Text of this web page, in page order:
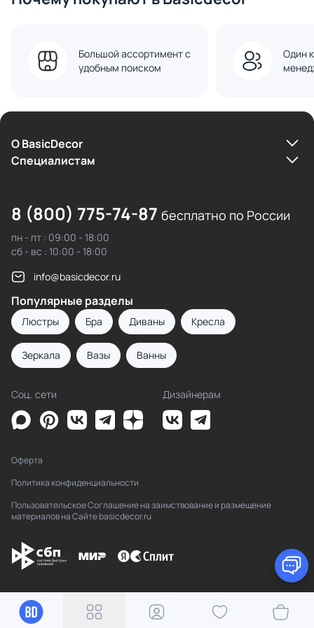
Большой ассортимент с
удобным поиском
Один
О BasicDecor
Cпециалистам
8 (800) 775-74-87 бесплатно по России
пн - пт : 09:00 - 18:00
сб - вс : 10:00 - 18:00
info@basicdecor.ru
Популярные разделы
Люстры Бра Диваны Кресла
Зеркала Вазы Ванны
Соц. сети Дизайнерам
Оферта
Политика конфиденциальности
Пользовательское Соглашение на заимствование и размещение
материалов на Сайте basicdecor.ru